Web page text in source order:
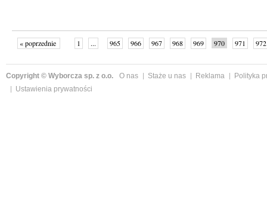
« poprzednie 1 ... 965 966 967 968 969 970 971
972
Copyright © Wyborcza sp. z o.o. O nas Staże u nas Reklama
Polityka
Ustawienia prywatności